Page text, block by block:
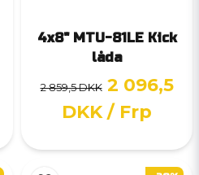
4x8" MTU-81LE Kick
låda
2 859,5 DKK 2 096,5
DKK / Frp